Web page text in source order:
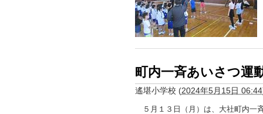
町内一斉あいさつ運
遙堪小学校 (2024年5月15日 06:44
５月１３日（月）は、大社町内一